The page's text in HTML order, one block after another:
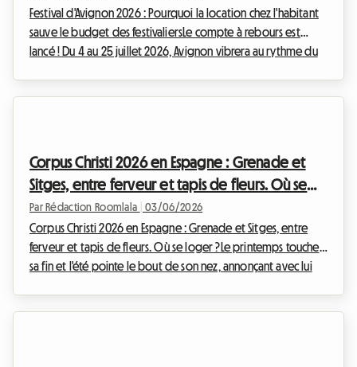
Festival d'Avignon 2026 : Pourquoi la location chez l'habitant
sauve le budget des festivaliersLe compte à rebours est
lancé ! Du 4 au 25 juillet 2026, Avignon vibrera au rythme du
tandis que le OF...
Corpus Christi 2026 en Espagne : Grenade et
Sitges, entre ferveur et tapis de fleurs. Où se
loger ?
Par Rédaction Roomlala 03/06/2026
Corpus Christi 2026 en Espagne : Grenade et Sitges, entre
ferveur et tapis de fleurs. Où se loger ?Le printemps touche à
sa fin et l'été pointe le bout de son nez, annonçant avec lui